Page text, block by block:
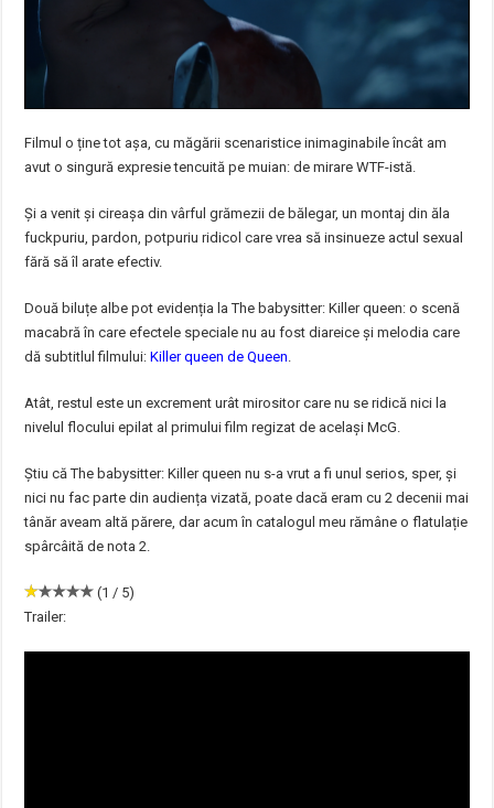
Filmul o ține tot așa, cu măgării scenaristice inimaginabile încât am
avut o singură expresie tencuită pe muian: de mirare WTF-istă.
Și a venit și cireașa din vârful grămezii de bălegar, un montaj din ăla
fuckpuriu, pardon, potpuriu ridicol care vrea să insinueze actul sexual
fără să îl arate efectiv.
Două biluțe albe pot evidenția la The babysitter: Killer queen: o scenă
macabră în care efectele speciale nu au fost diareice și melodia care
dă subtitlul filmului:Killer queen de Queen
Atât, restul este un excrement urât mirositor care nu se ridică nici la
nivelul flocului epilat al primului film regizat de același McG.
Știu că The babysitter: Killer queen nu s-a vrut a fi unul serios, sper, și
nici nu fac parte din audiența vizată, poate dacă eram cu 2 decenii mai
tânăr aveam altă părere, dar acum în catalogul meu rămâne o flatulație
spârcâită de nota 2.
(1 / 5)
Trailer: